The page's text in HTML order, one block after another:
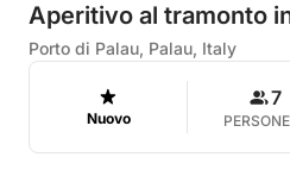
Aperitivo al tramonto
Porto di Palau, Palau, Italy
Nuovo
7
PERSONE